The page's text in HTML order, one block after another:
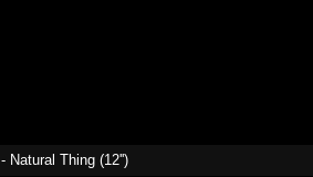
Natural Thing (12'')